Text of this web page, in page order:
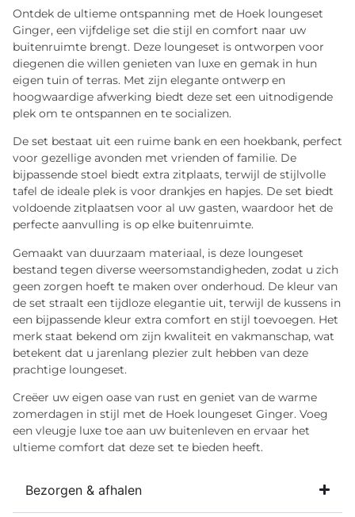
Ontdek de ultieme ontspanning met de Hoek loungeset
Ginger, een vijfdelige set die stijl en comfort naar uw
buitenruimte brengt. Deze loungeset is ontworpen voor
diegenen die willen genieten van luxe en gemak in hun
eigen tuin of terras. Met zijn elegante ontwerp en
hoogwaardige afwerking biedt deze set een uitnodigende
plek om te ontspannen en te socializen.
De set bestaat uit een ruime bank en een hoekbank, perfect
voor gezellige avonden met vrienden of familie. De
bijpassende stoel biedt extra zitplaats, terwijl de stijlvolle
tafel de ideale plek is voor drankjes en hapjes. De set biedt
voldoende zitplaatsen voor al uw gasten, waardoor het de
perfecte aanvulling is op elke buitenruimte.
Gemaakt van duurzaam materiaal, is deze loungeset
bestand tegen diverse weersomstandigheden, zodat u zich
geen zorgen hoeft te maken over onderhoud. De kleur van
de set straalt een tijdloze elegantie uit, terwijl de kussens in
een bijpassende kleur extra comfort en stijl toevoegen. Het
merk staat bekend om zijn kwaliteit en vakmanschap, wat
betekent dat u jarenlang plezier zult hebben van deze
prachtige loungeset.
Creëer uw eigen oase van rust en geniet van de warme
zomerdagen in stijl met de Hoek loungeset Ginger. Voeg
een vleugje luxe toe aan uw buitenleven en ervaar het
ultieme comfort dat deze set te bieden heeft.
Bezorgen & afhalen